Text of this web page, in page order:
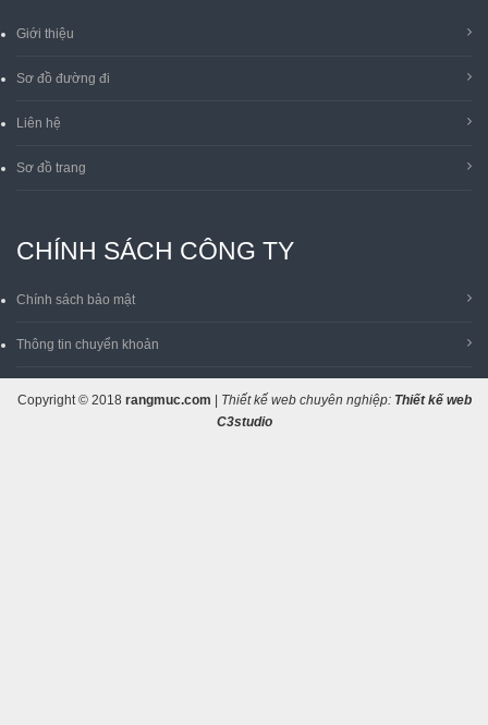
Giới thiệu
Sơ đồ đường đi
Liên hệ
Sơ đồ trang
CHÍNH SÁCH CÔNG TY
Chính sách bảo mật
Thông tin chuyển khoản
Copyright © 2018 rangmuc.com Thiết kế web chuyên nghiệp: Thiết kế web
C3studio